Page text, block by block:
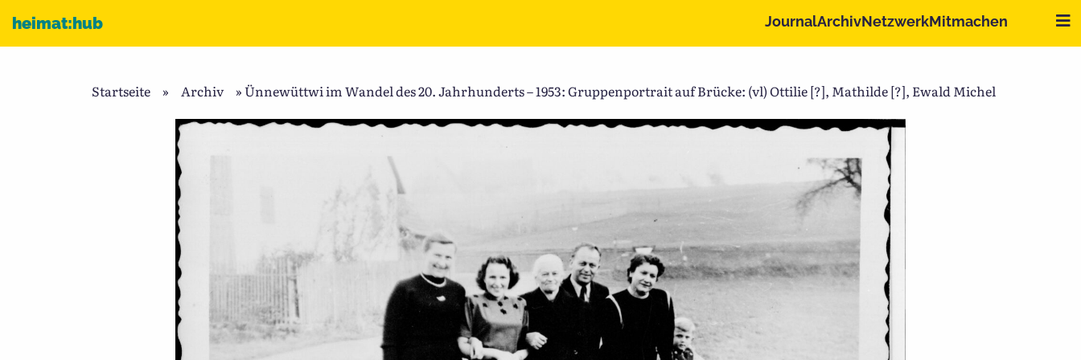
heimat:hub JournalArchivNetzwerkMitmachen
Startseite » Archiv »Ünnewüttwi im Wandel des 20. Jahrhunderts – 1953: Gruppenportrait auf Brücke: (vl) Ottilie [?], Mathilde [?], Ewald Michel